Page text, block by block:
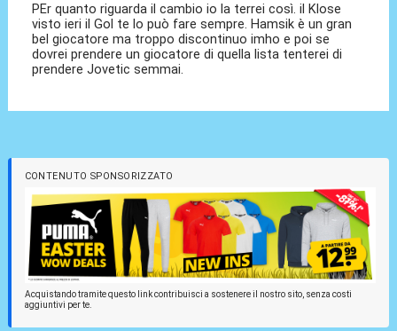
PEr quanto riguarda il cambio io la terrei così. il Klose
visto ieri il Gol te lo può fare sempre. Hamsik è un gran
bel giocatore ma troppo discontinuo imho e poi se
dovrei prendere un giocatore di quella lista tenterei di
prendere Jovetic semmai.
CONTENUTO SPONSORIZZATO
Acquistando tramite questo link contribuisci a sostenere il nostro sito, senza costi
aggiuntivi per te.